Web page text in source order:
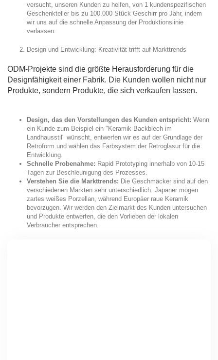
versucht, unseren Kunden zu helfen, von 1 kundenspezifischen
Geschenkteller bis zu 100.000 Stück Geschirr pro Jahr, indem
wir uns auf die schnelle Anpassung der Produktionslinie
verlassen.
Design und Entwicklung: Kreativität trifft auf Markttrends
ODM-Projekte sind die größte Herausforderung für die
Designfähigkeit einer Fabrik. Die Kunden wollen nicht nur
Produkte, sondern Produkte, die sich verkaufen lassen.
Design, das den Vorstellungen des Kunden entspricht: Wenn
ein Kunde zum Beispiel ein "Keramik-Backblech im
Landhausstil" wünscht, entwerfen wir es auf der Grundlage der
Retroform und wählen das Farbsystem der Retroglasur für die
Entwicklung.
Schnelle Probenahme: Rapid Prototyping innerhalb von 10-15
Tagen zur Beschleunigung des Prozesses.
Verstehen Sie die Markttrends: Die Geschmäcker sind auf den
verschiedenen Märkten sehr unterschiedlich. Japaner mögen
zartes weißes Porzellan, während Europäer raue Keramik
bevorzugen. Wir werden den Zielmarkt des Kunden untersuchen
und Produkte entwerfen, die den Vorlieben der lokalen
Verbraucher entsprechen.